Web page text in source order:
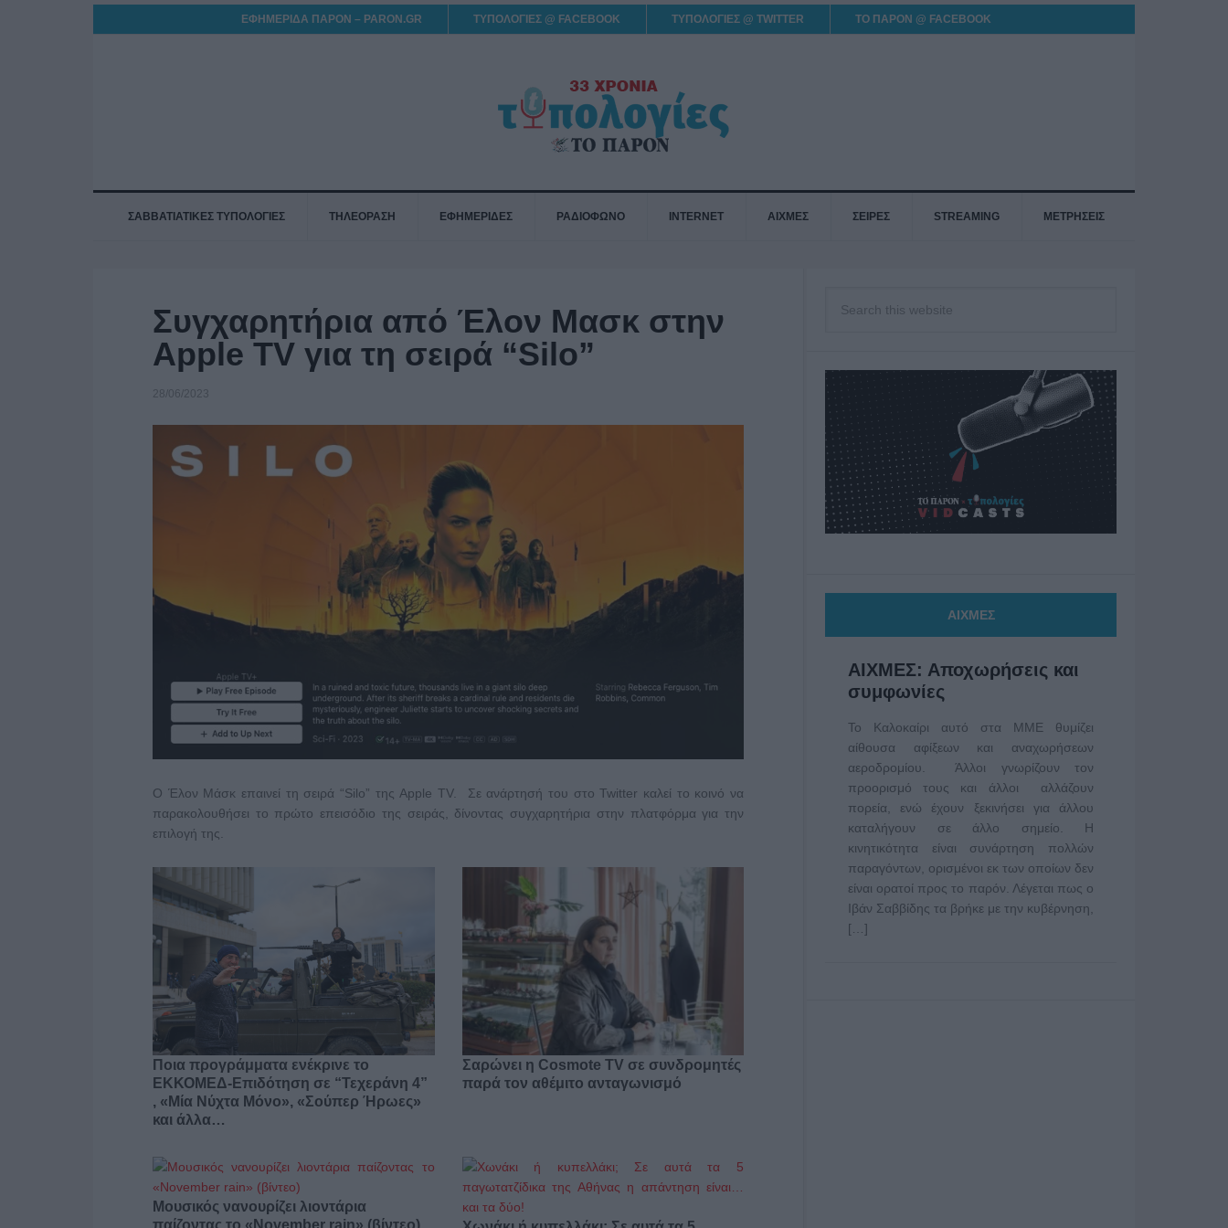
ΕΦΗΜΕΡΙΔΑ ΠΑΡΟΝ – PARON.GR ΤΥΠΟΛΟΓΙΕΣ @ FACEBOOK ΤΥΠΟΛΟΓΙΕΣ @ TWITTER ΤΟ ΠΑΡΟΝ @ FACEBOOK
ΣΑΒΒΑΤΙΑΤΙΚΕΣ ΤΥΠΟΛΟΓΙΕΣ ΤΗΛΕΟΡΑΣΗ ΕΦΗΜΕΡΙΔΕΣ ΡΑΔΙΟΦΩΝΟ INTERNET ΑΙΧΜΕΣ ΣΕΙΡΕΣ STREAMING ΜΕΤΡΗΣΕΙΣ
Συγχαρητήρια από Έλον Μασκ στην
Apple TV για τη σειρά “Silo”
28/06/2023
Ο Έλον Μάσκ επαινεί τη σειρά “Silo” της Apple TV. Σε ανάρτησή του στο Twitter καλεί το κοινό να
παρακολουθήσει το πρώτο επεισόδιο της σειράς, δίνοντας συγχαρητήρια στην πλατφόρμα για την
επιλογή της.
Ποια προγράμματα ενέκρινε το
ΕΚΚΟΜΕΔ-Επιδότηση σε “Τεχεράνη 4”
, «Μία Νύχτα Μόνο», «Σούπερ Ήρωες»
και άλλα…
Σαρώνει η Cosmote TV σε συνδρομητές
παρά τον αθέμιτο ανταγωνισμό
Μουσικός νανουρίζει λιοντάρια
παίζοντας το «November rain» (βίντεο)
ΑΙΧΜΕΣ
ΑΙΧΜΕΣ: Αποχωρήσεις και
συμφωνίες
Το Καλοκαίρι αυτό στα ΜΜΕ θυμίζει
αίθουσα αφίξεων και αναχωρήσεων
αεροδρομίου. Άλλοι γνωρίζουν τον
προορισμό τους και άλλοι αλλάζουν
πορεία, ενώ έχουν ξεκινήσει για άλλου
καταλήγουν σε άλλο σημείο. Η
κινητικότητα είναι συνάρτηση πολλών
παραγόντων, ορισμένοι εκ των οποίων δεν
είναι ορατοί προς το παρόν. Λέγεται πως ο
Ιβάν Σαββίδης τα βρήκε με την κυβέρνηση,
[…]